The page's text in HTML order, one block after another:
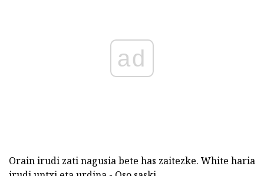
ad
Orain irudi zati nagusia bete has zaitezke. White haria